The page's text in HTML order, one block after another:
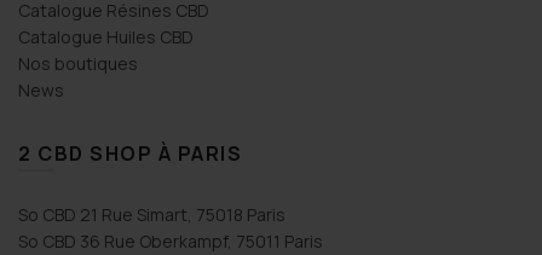
Catalogue Résines CBD
Catalogue Huiles CBD
Nos boutiques
News
2 CBD SHOP À PARIS
So CBD 21 Rue Simart, 75018 Paris
So CBD 36 Rue Oberkampf, 75011 Paris